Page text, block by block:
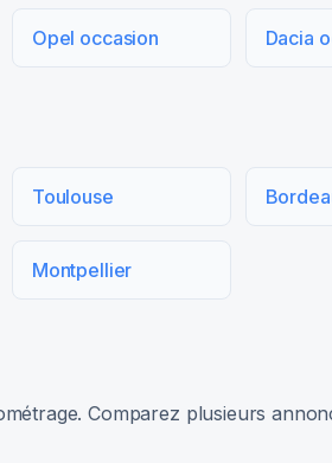
Opel occasion Dacia
Toulouse
Montpellier
Comparez plusieurs